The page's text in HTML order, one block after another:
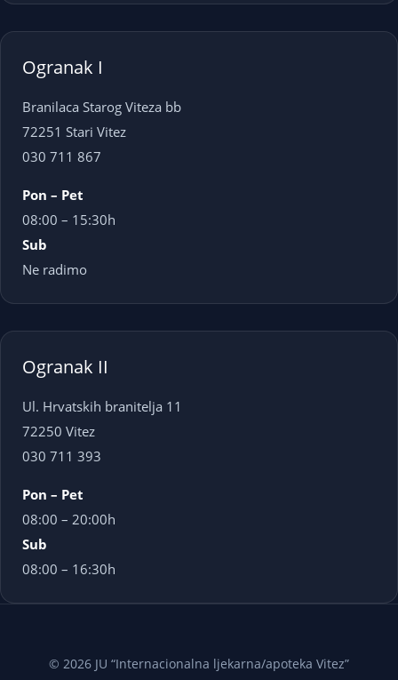
Ogranak I
Branilaca Starog Viteza bb
72251 Stari Vitez
030 711 867
Pon – Pet
08:00 – 15:30h
Sub
Ne radimo
Ogranak II
Ul. Hrvatskih branitelja 11
72250 Vitez
030 711 393
Pon – Pet
08:00 – 20:00h
Sub
08:00 – 16:30h
© 2026 JU “Internacionalna ljekarna/apoteka Vitez”